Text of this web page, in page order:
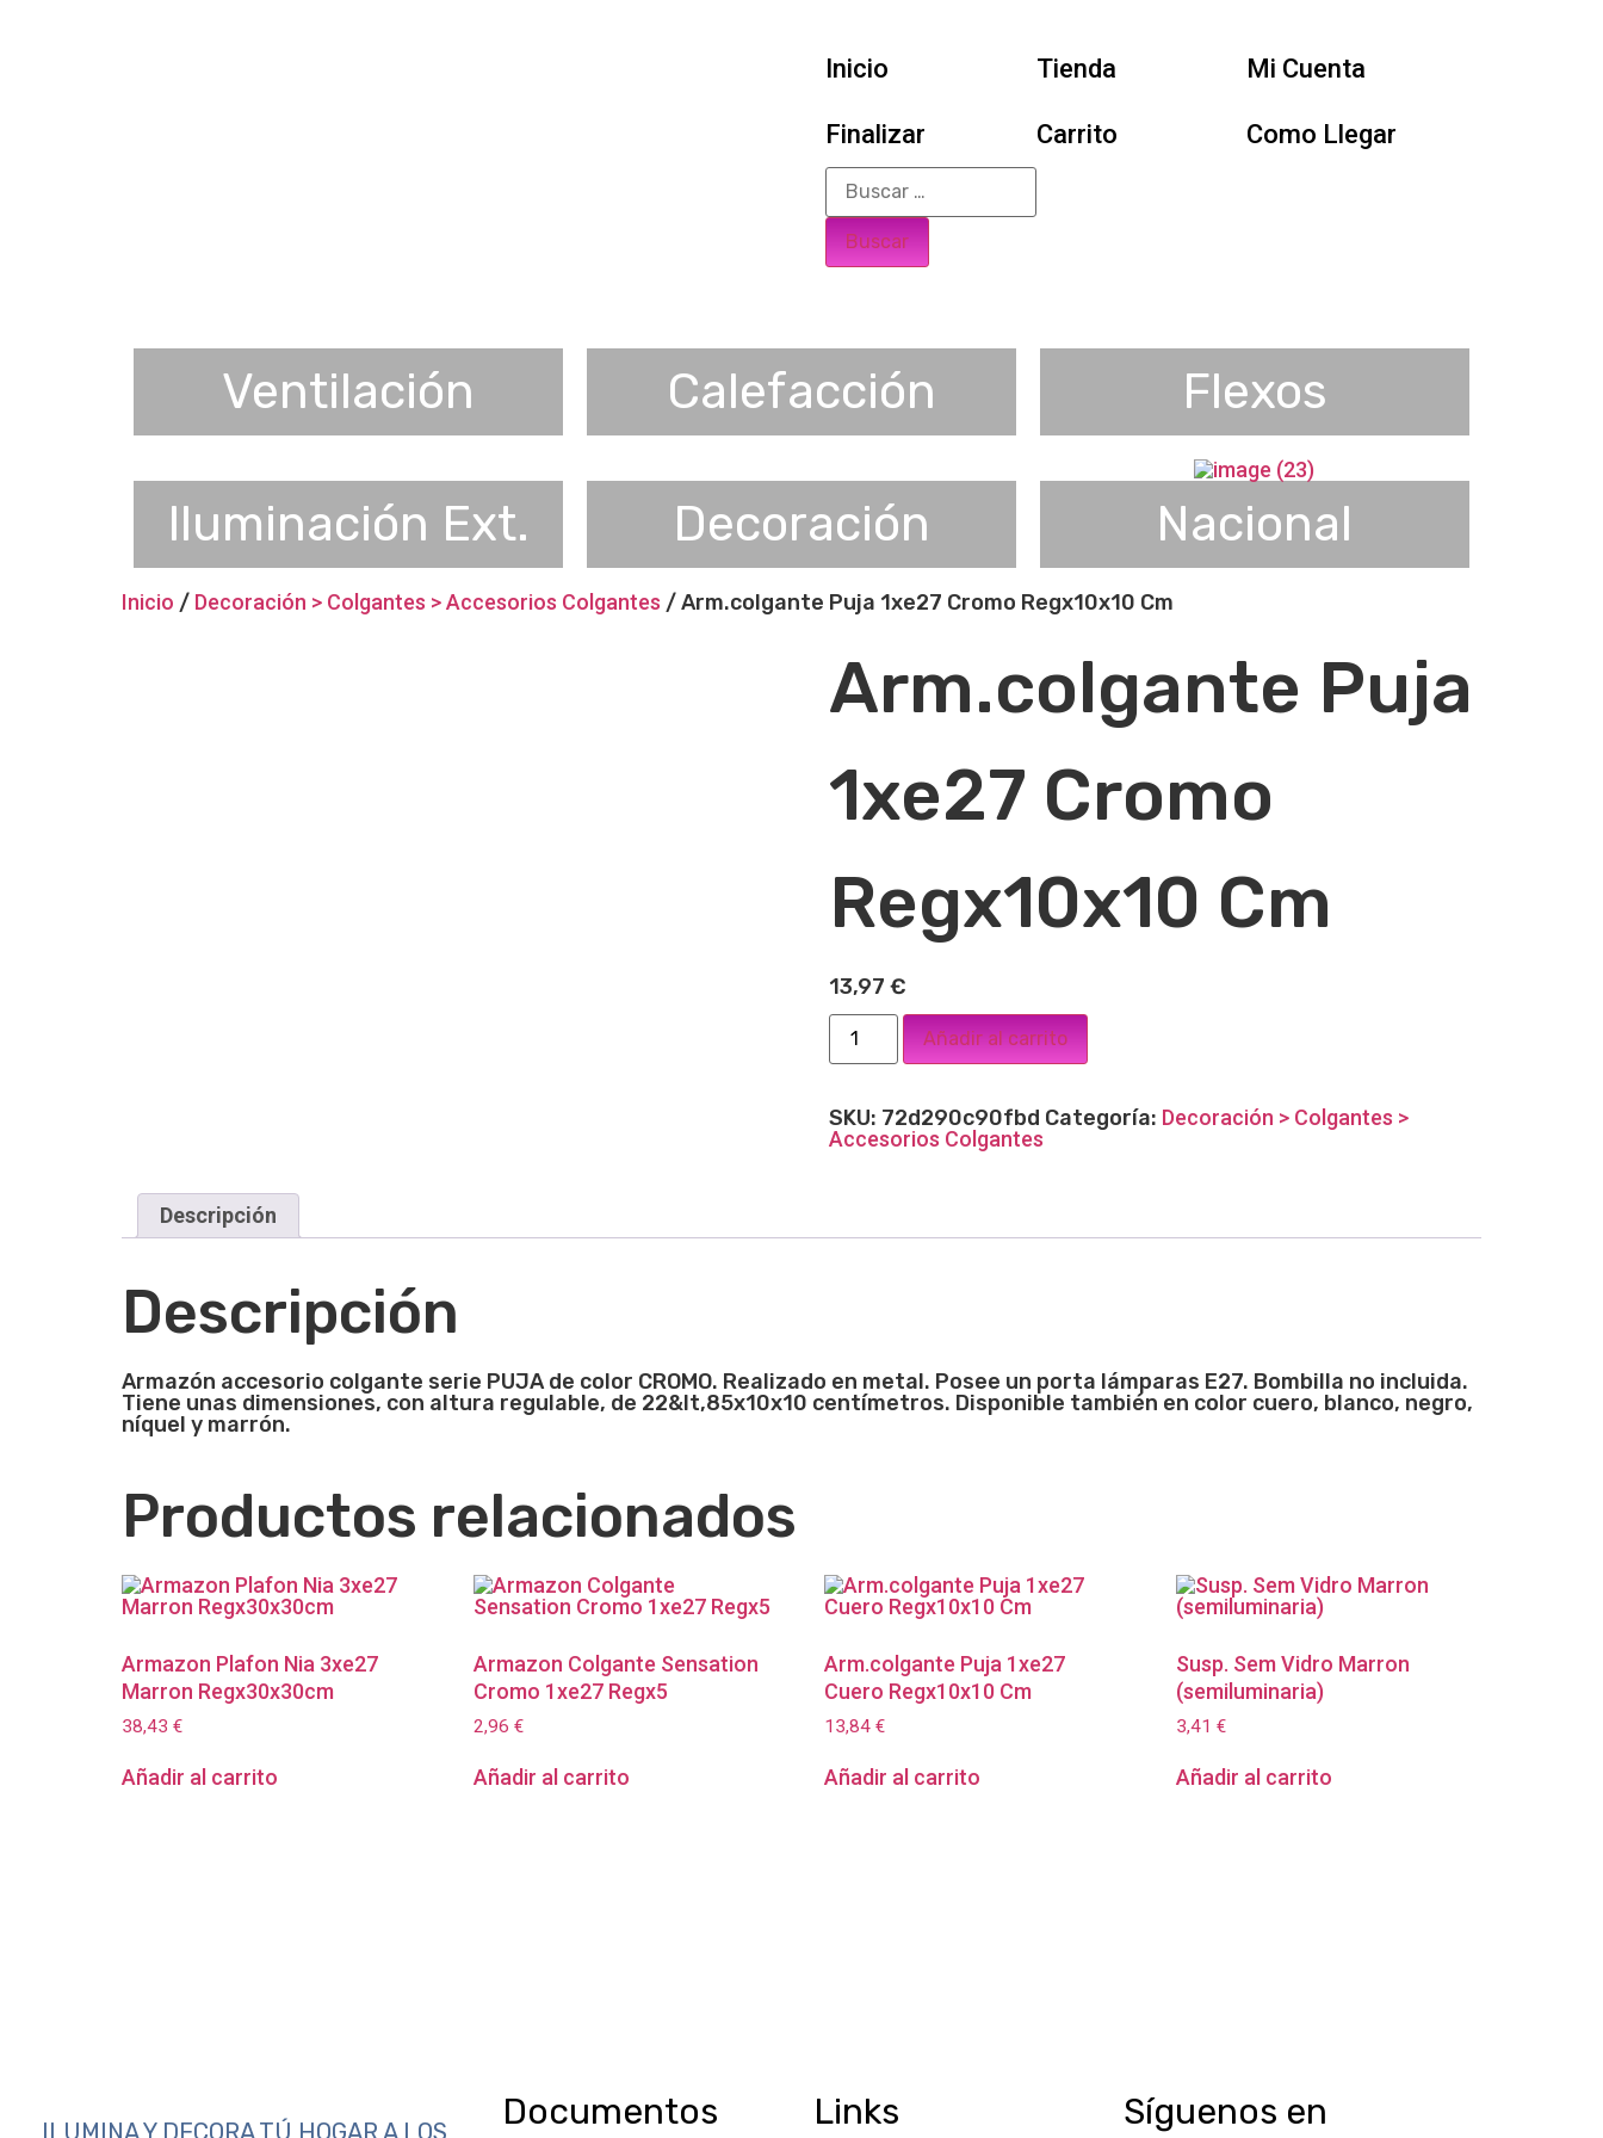
Inicio Tienda Mi Cuenta
Finalizar Carrito Como Llegar
Ventilación Calefacción Flexos
Iluminación Ext. Decoración Nacional
Inicio / Decoración > Colgantes > Accesorios Colgantes / Arm.colgante Puja 1xe27 Cromo Regx10x10 Cm
Arm.colgante Puja
1xe27 Cromo
Regx10x10 Cm
13,97 €
Añadir al carrito
SKU: 72d290c90fbd Categoría: Decoración > Colgantes >
Accesorios Colgantes
Descripción
Descripción
Armazón accesorio colgante serie PUJA de color CROMO. Realizado en metal. Posee un porta lámparas E27. Bombilla no incluida.
Tiene unas dimensiones, con altura regulable, de 22&lt,85x10x10 centímetros. Disponible también en color cuero, blanco, negro,
níquel y marrón.
Productos relacionados
Armazon Plafon Nia 3xe27
Marron Regx30x30cm
38,43 €
Añadir al carrito
Armazon Colgante Sensation
Cromo 1xe27 Regx5
2,96 €
Añadir al carrito
Arm.colgante Puja 1xe27
Cuero Regx10x10 Cm
13,84€
Añadir al carrito
Susp. Sem Vidro Marron
(semiluminaria)
3,41€
Añadir al carrito
ILUMINA Y DECORA TÚ HOGAR A LOS Documentos Links
Síguenos en